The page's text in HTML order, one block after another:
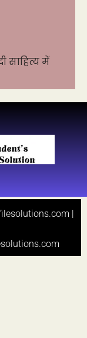
साहित्य में
|